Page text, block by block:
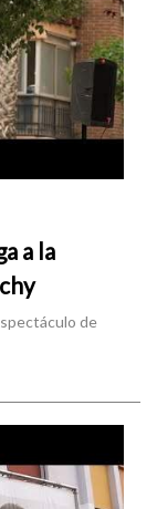
a la
de